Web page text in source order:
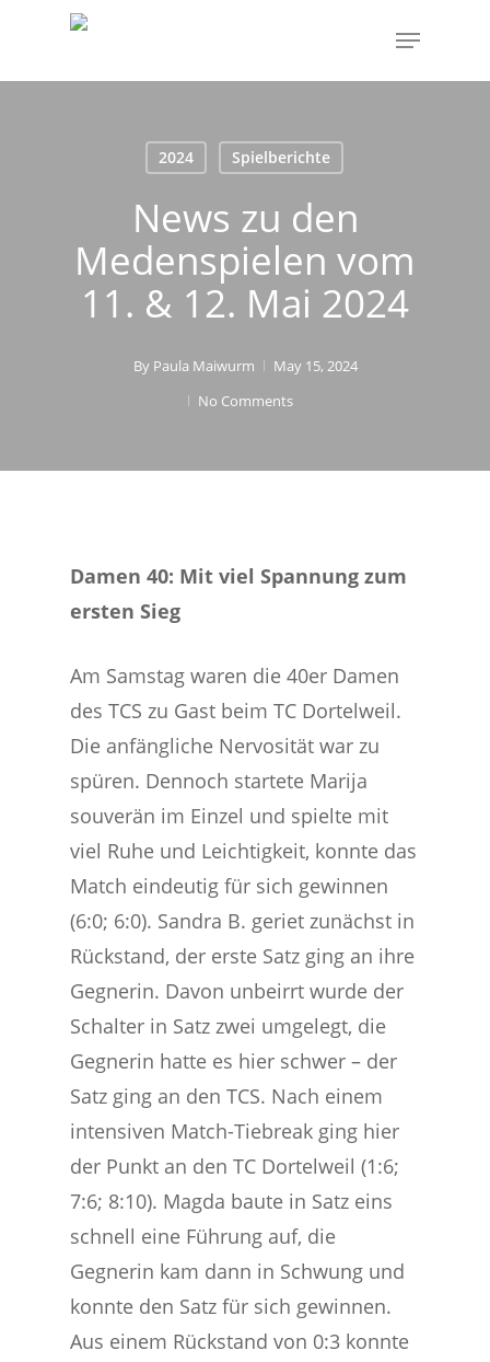
main
Menu
2024 Spielberichte
News zu den
Medenspielen vom
11. & 12. Mai 2024
By Paula Maiwurm
May 15, 2024
No Comments
Damen 40: Mit viel Spannung zum
ersten Sieg
Am Samstag waren die 40er Damen
des TCS zu Gast beim TC Dortelweil.
Die anfängliche Nervosität war zu
spüren. Dennoch startete Marija
souverän im Einzel und spielte mit
viel Ruhe und Leichtigkeit, konnte das
Match eindeutig für sich gewinnen
(6:0; 6:0). Sandra B. geriet zunächst in
Rückstand, der erste Satz ging an ihre
Gegnerin. Davon unbeirrt wurde der
Schalter in Satz zwei umgelegt, die
Gegnerin hatte es hier schwer ­– der
Satz ging an den TCS. Nach einem
intensiven Match-Tiebreak ging hier
der Punkt an den TC Dortelweil (1:6;
7:6; 8:10). Magda baute in Satz eins
schnell eine Führung auf, die
Gegnerin kam dann in Schwung und
konnte den Satz für sich gewinnen.
Aus einem Rückstand von 0:3 konnte